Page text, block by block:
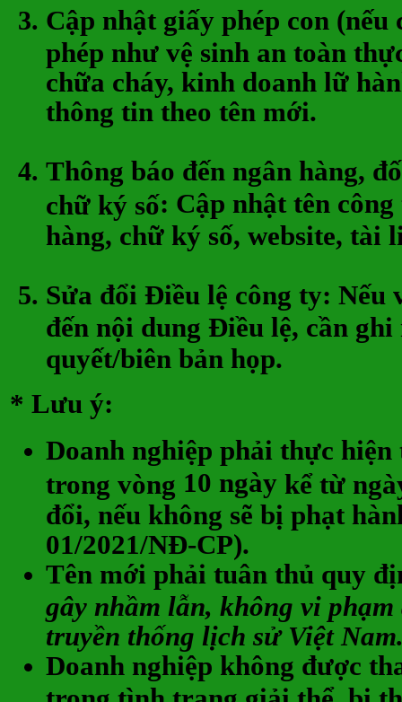
Cập nhật giấy phép con (nếu
phép như vệ sinh an toàn
chữa cháy, kinh doanh lữ
thông tin theo tên mới.
Thông báo đến ngân hàng,
chữ ký số: Cập nhật tên
hàng, chữ ký số, website, tài
Sửa đổi Điều lệ công ty: Nếu
đến nội dung Điều lệ, cần
quyết/biên bản họp.
* Lưu ý:
Doanh nghiệp phải thực
trong vòng 10 ngày kể từ
đổi, nếu không sẽ bị phạt
01/2021/NĐ-CP).
Tên mới phải tuân thủ quy
gây nhầm lẫn, không vi
truyền thống lịch sử Việt
Doanh nghiệp không được